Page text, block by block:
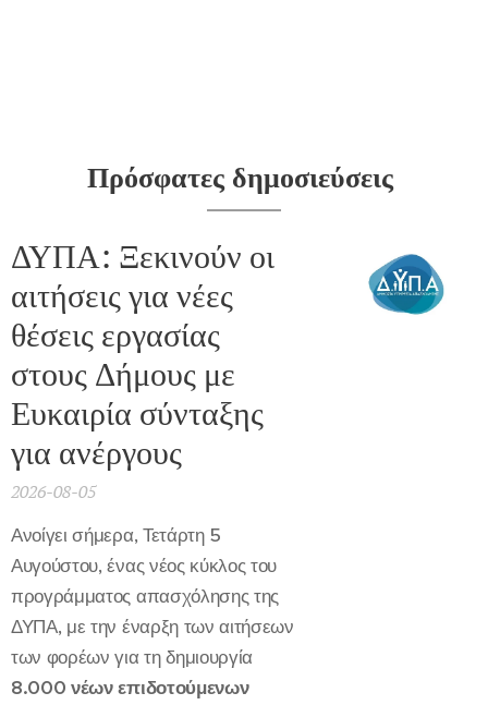
Πρόσφατες δημοσιεύσεις
ΔΥΠΑ: Ξεκινούν οι
αιτήσεις για νέες
θέσεις εργασίας
στους Δήμους με
Ευκαιρία σύνταξης
για ανέργους
2026-08-05
Ανοίγει σήμερα, Τετάρτη 5
Αυγούστου, ένας νέος κύκλος του
προγράμματος απασχόλησης της
ΔΥΠΑ, με την έναρξη των αιτήσεων
των φορέων για τη δημιουργία
8.000 νέων επιδοτούμενων